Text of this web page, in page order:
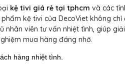
kệ tivi giá rẻ tại tphcm và các
kệ tivi của DecoViet không
nhân viên tư vấn nhiệt tình, giúp
mua hàng đáng nhớ.
hàng nhiệt tình.